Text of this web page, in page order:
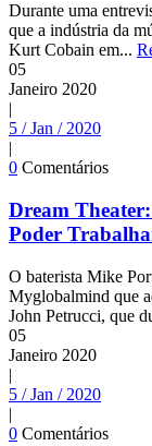
Durante uma
que a indústria da
Kurt Cobain em...
05
Janeiro 2020
|
5 / Jan / 2020
|
0 Comentários
Dream
Poder
O baterista Mike
Myglobalmind que
John Petrucci, que
05
Janeiro 2020
|
5 / Jan / 2020
|
0 Comentários